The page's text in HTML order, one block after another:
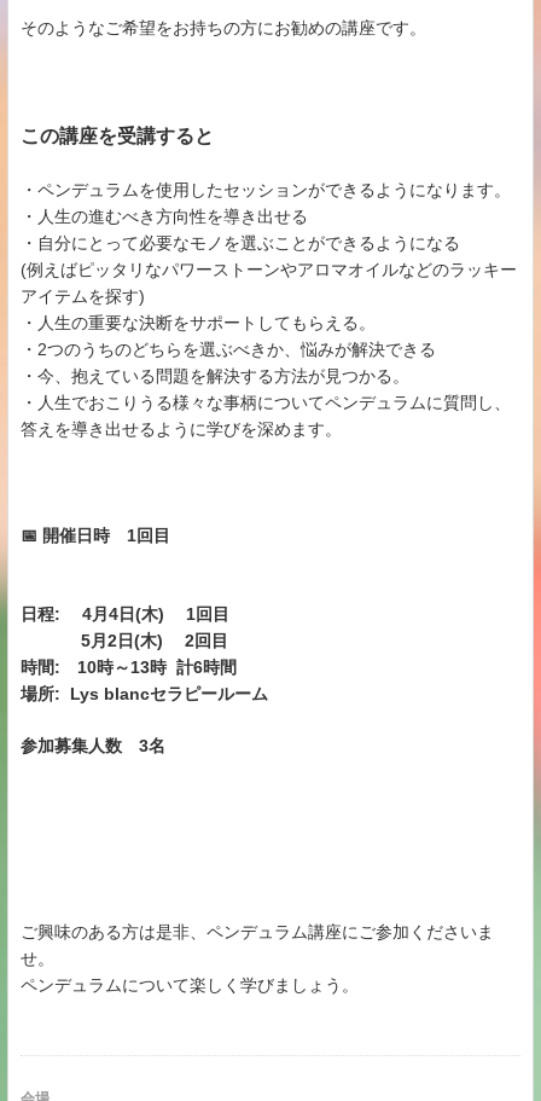
そのようなご希望をお持ちの方にお勧めの講座です。
この講座を受講すると
・ペンデュラムを使用したセッションができるようになります。
・人生の進むべき方向性を導き出せる
・自分にとって必要なモノを選ぶことができるようになる
(例えばピッタリなパワーストーンやアロマオイルなどのラッキー
アイテムを探す)
・人生の重要な決断をサポートしてもらえる。
・2つのうちのどちらを選ぶべきか、悩みが解決できる
・今、抱えている問題を解決する方法が見つかる。
・人生でおこりうる様々な事柄についてペンデュラムに質問し、
答えを導き出せるように学びを深めます。
📅 開催日時 1回目
日程: 4月4日(木) 1回目
5月2日(木) 2回目
時間: 10時～13時 計6時間
場所: Lys blancセラピールーム
参加募集人数 3名
ご興味のある方は是非、ペンデュラム講座にご参加くださいま
せ。
ペンデュラムについて楽しく学びましょう。